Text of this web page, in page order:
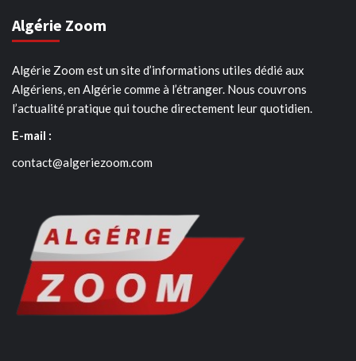
Algérie Zoom
Algérie Zoom est un site d’informations utiles dédié aux
Algériens, en Algérie comme à l’étranger. Nous couvrons
l’actualité pratique qui touche directement leur quotidien.
E-mail :
contact@algeriezoom.com